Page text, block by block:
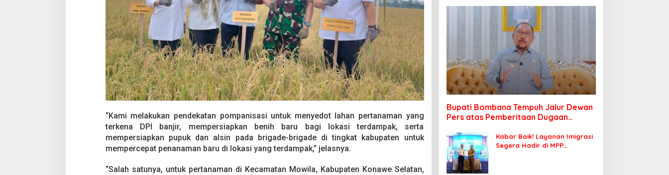
“Kami melakukan pendekatan pompanisasi untuk menyedot lahan pertanaman yang
terkena DPI banjir, mempersiapkan benih baru bagi lokasi terdampak, serta
mempersiapkan pupuk dan alsin pada brigade-brigade di tingkat kabupaten untuk
mempercepat penanaman baru di lokasi yang terdampak,” jelasnya.
“Salah satunya, untuk pertanaman di Kecamatan Mowila, Kabupaten Konawe Selatan,
Bupati Bombana Tempuh Jalur Dewan
Pers atas Pemberitaan Dugaan
Kabar Baik! Layanan Imigrasi
Segera Hadir di MPP